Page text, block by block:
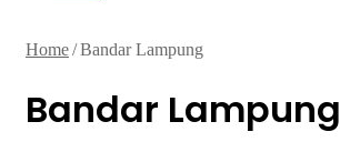
Home/Bandar Lampung
Bandar Lampung